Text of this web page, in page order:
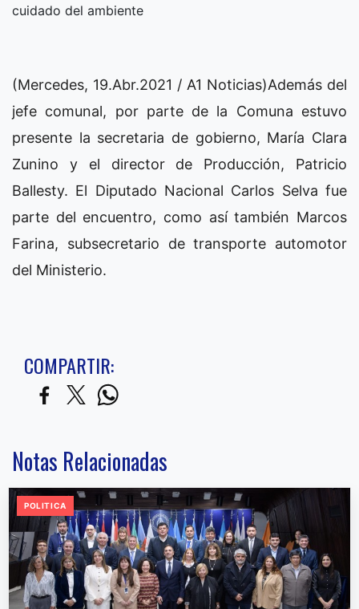
cuidado del ambiente
(Mercedes, 19.Abr.2021 / A1 Noticias)Además del
jefe comunal, por parte de la Comuna estuvo
presente la secretaria de gobierno, María Clara
Zunino y el director de Producción, Patricio
Ballesty. El Diputado Nacional Carlos Selva fue
parte del encuentro, como así también Marcos
Farina, subsecretario de transporte automotor
del Ministerio.
COMPARTIR:
Notas Relacionadas
POLITICA